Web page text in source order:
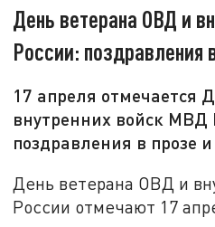
День ветерана ОВД и
России: поздравления
17 апреля отмечается
внутренних войск МВД
поздравления в прозе и
День ветерана ОВД и
России отмечают 17